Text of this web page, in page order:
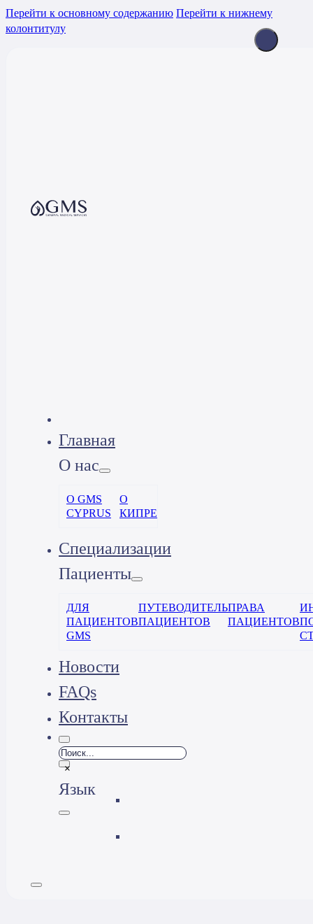
Перейти к основному содержанию Перейти к нижнему
колонтитулу
Главная
О нас
О GMS
CYPRUS
О
КИПРЕ
Специализации
Пациенты
ДЛЯ
ПАЦИЕНТОВ
GMS
ПУТЕВОДИТЕЛЬ
ПАЦИЕНТОВ
ПРАВА
ПАЦИЕНТОВ
Новости
FAQs
Контакты
Поиск
×
Язык